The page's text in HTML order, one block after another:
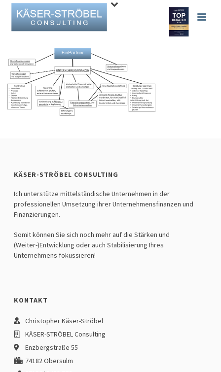
KÄSER-STRÖBEL CONSULTING
Ich unterstütze mittelständische Unternehmen in der
professionellen Umsetzung ihrer Unternehmensfinanzen und
Finanzierungen.
Somit können Sie sich noch mehr auf die Stärken und
(Weiter-)Entwicklung oder auch Stabilisierung Ihres
Unternehmens fokussieren!
KONTAKT
Christopher Käser-Ströbel
KÄSER-STRÖBEL Consulting
Enzbergstraße 55
74182 Obersulm